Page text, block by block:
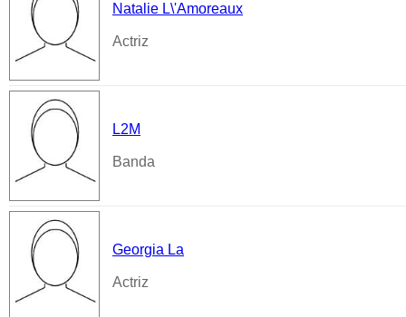
Natalie L\'Amoreaux
Actriz
L2M
Banda
Georgia La
Actriz